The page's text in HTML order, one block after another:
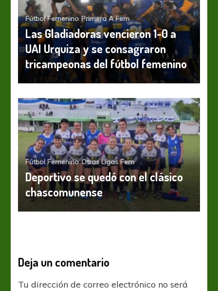
Fútbol Femenino Primera A Fem
Las Gladiadoras vencieron 1-0 a
UAI Urquiza y se consagraron
tricampeonas del fútbol femenino
Fútbol Femenino Otras Ligas Fem
Deportivo se quedó con el clásico
chascomunense
Deja un comentario
Tu dirección de correo electrónico no será